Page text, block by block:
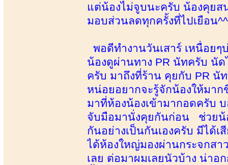
แต่น้องไม่จูบนะครับ น้องคุย
มอบส่วนลดทุกครั้งที่ไปเยือน
พอดีทำงานวันเสาร์ เหนื่อย
น้องดูผ่านทาง PR นัทครับ นั
ครับ มาถึงที่ร้าน คุยกับ PR
หน่อยอยากจะรู้จักน้องให้มา
มาที่ห้องน้องเข้ามากอดครับ
จับมือมานั่งคุยกันก่อน ช่วยน้
กันอย่างเป็นกันเองครับ มีได้
ได้ห้องใหญ่มองผ่านกระจกส
เลย ต่อมาผมเลยนัวบ้าง น่าอ